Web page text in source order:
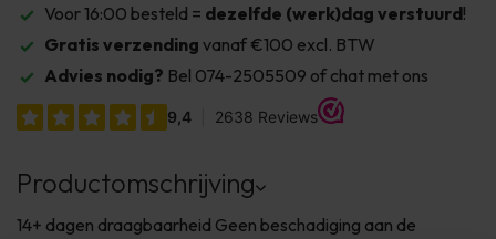
Voor 16:00 besteld = dezelfde (werk)dag verstuurd!
Gratis verzending vanaf €100 excl. BTW
Advies nodig? Bel 074-2505509 of chat met ons
Productomschrijving
14+ dagen draagbaarheid Geen beschadiging aan de